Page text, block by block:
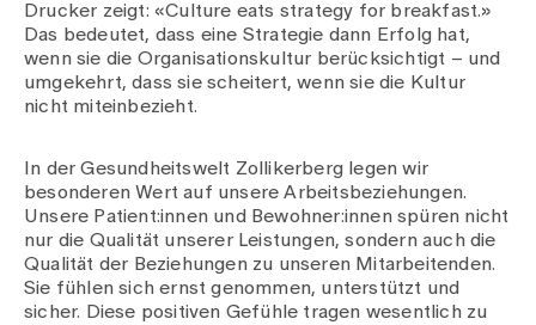
Kontakt
Babygalerie
Blog
Medien
Drucker zeigt: «Culture eats strategy for breakfast.»
Das bedeutet, dass eine Strategie dann Erfolg hat,
wenn sie die Organisationskultur berücksichtigt – und
umgekehrt, dass sie scheitert, wenn sie die Kultur
nicht miteinbezieht.
In der Gesundheitswelt Zollikerberg legen wir
besonderen Wert auf unsere Arbeitsbeziehungen.
Unsere Patient:innen und Bewohner:innen spüren nicht
nur die Qualität unserer Leistungen, sondern auch die
Qualität der Beziehungen zu unseren Mitarbeitenden.
Sie fühlen sich ernst genommen, unterstützt und
sicher. Diese positiven Gefühle tragen wesentlich zu